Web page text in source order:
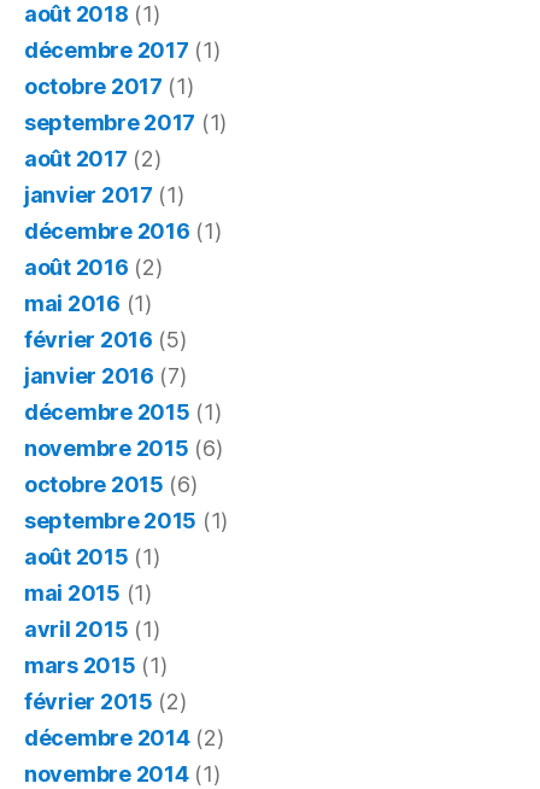
août 2018 (1)
décembre 2017 (1)
octobre 2017 (1)
septembre 2017 (1)
août 2017 (2)
janvier 2017 (1)
décembre 2016 (1)
août 2016 (2)
mai 2016 (1)
février 2016 (5)
janvier 2016 (7)
décembre 2015 (1)
novembre 2015 (6)
octobre 2015 (6)
septembre 2015 (1)
août 2015 (1)
mai 2015 (1)
avril 2015 (1)
mars 2015 (1)
février 2015 (2)
décembre 2014(2)
novembre 2014(1)